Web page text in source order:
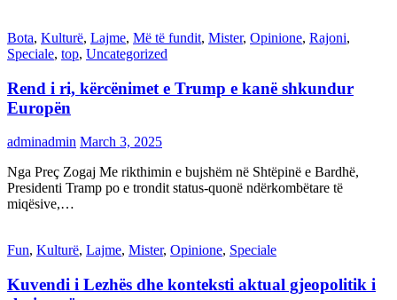
Bota, Kulturë, Lajme, Më të fundit, Mister, Opinione, Rajoni,
Speciale, top, Uncategorized
Rend i ri, kërcënimet e Trump e kanë shkundur
Europën
adminadmin March 3, 2025
Nga Preç Zogaj Me rikthimin e bujshëm në Shtëpinë e Bardhë,
Presidenti Tramp po e trondit status-quonë ndërkombëtare të
miqësive,…
Fun, Kulturë, Lajme, Mister, Opinione, Speciale
Kuvendi i Lezhës dhe konteksti aktual gjeopolitik i